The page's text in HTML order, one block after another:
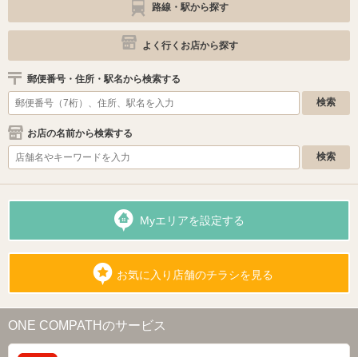
路線・駅から探す
よく行くお店から探す
郵便番号・住所・駅名から検索する
お店の名前から検索する
Myエリアを設定する
お気に入り店舗のチラシを見る
ONE COMPATHのサービス